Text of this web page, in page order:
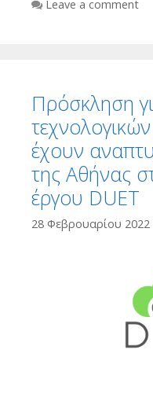
Leave a comment
Πρόσκληση
έχουν
της Αθήνας
έργου DUET
28 Φεβρουαρίου 2022